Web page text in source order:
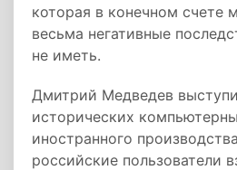
которая в конечном счете
весьма негативные
не иметь.
Дмитрий Медведев
исторических
иностранного
российские пользователи